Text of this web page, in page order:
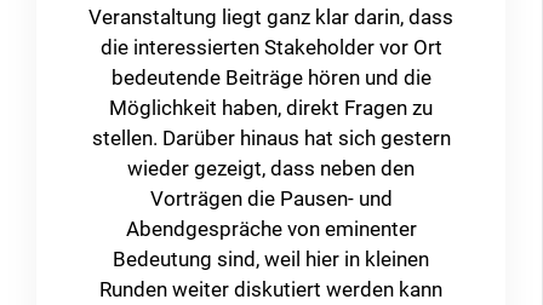
sozialer Aktivitäten, ist für die
Gesundheitsversorgung in Österreich
ein relativ neuer Ansatz. Dabei werden
gesundheitliche und soziale Aspekte
verbunden. In Großbritannien wird
Social Prescribing schon seit ca. 30
Jahren erfolgreich praktiziert. Natürlich
gibt es auch in Österreich seit längerem
diesbezügliche Angebote und
Einzelprojekte, die aber meist nicht mit